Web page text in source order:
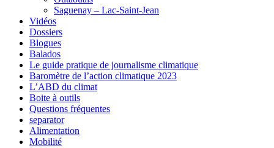
Saguenay – Lac-Saint-Jean
Vidéos
Dossiers
Blogues
Balados
Le guide pratique de journalisme climatique
Baromètre de l’action climatique 2023
L’ABD du climat
Boite à outils
Questions fréquentes
separator
Alimentation
Mobilité